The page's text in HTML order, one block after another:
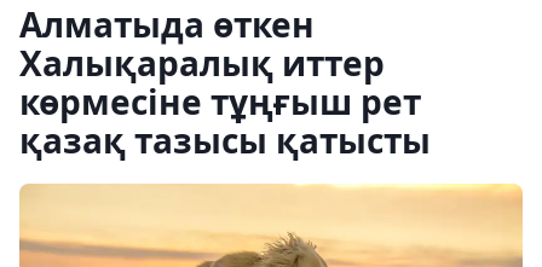
Алматыда өткен
Халықаралық иттер
көрмесіне тұңғыш рет
қазақ тазысы қатысты